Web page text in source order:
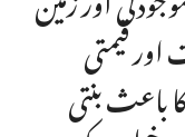
قیمتی
بنتی